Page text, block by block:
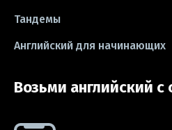
Тандемы
Английский для начинающих
Возьми английский с